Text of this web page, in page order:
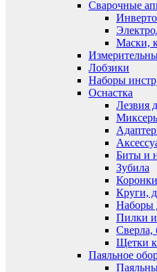
Сварочные
Маски,
Лобзики
Наборы
Оснастка
Лезвия
Биты и
Зубила
Коронки
Круги,
Наборы
Пилки и
Сверла,
Щетки
Паяльное